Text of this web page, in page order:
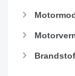
Brandstof